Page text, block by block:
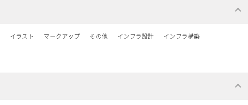
イラスト マークアップ その他 インフラ設計
インフラ構築